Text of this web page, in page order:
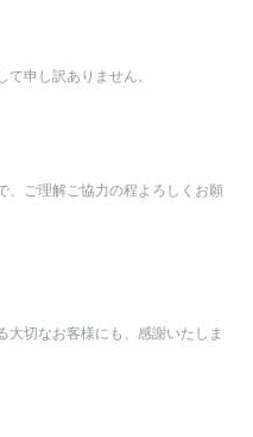
申し訳ありません。
、ご理解ご協力の程よろしくお願
大切なお客様にも、感謝いたしま